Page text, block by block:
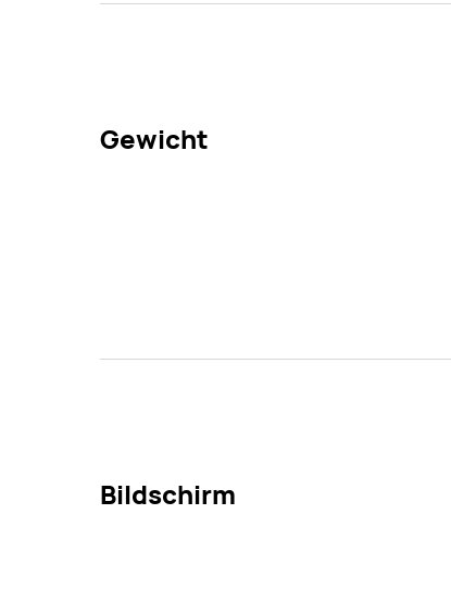
Gewicht
Bildschirm